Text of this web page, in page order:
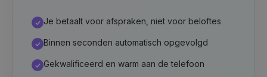
Je betaalt voor afspraken, niet voor beloftes
Binnen seconden automatisch opgevolgd
Gekwalificeerd en warm aan de telefoon